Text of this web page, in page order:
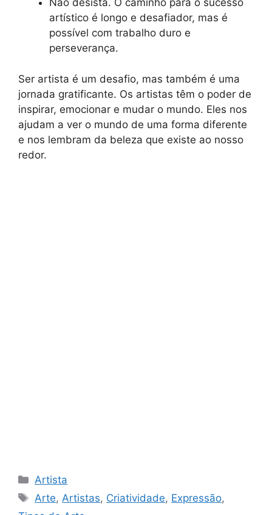
Não desista. O caminho para o sucesso
artístico é longo e desafiador, mas é
possível com trabalho duro e
perseverança.
Ser artista é um desafio, mas também é uma
jornada gratificante. Os artistas têm o poder de
inspirar, emocionar e mudar o mundo. Eles nos
ajudam a ver o mundo de uma forma diferente
e nos lembram da beleza que existe ao nosso
redor.
Categories
Artista
Tags
Arte,Artistas, Criatividade, Expressão,